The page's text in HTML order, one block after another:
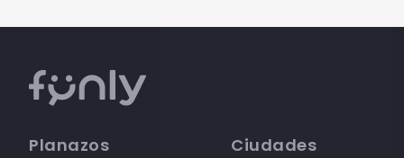
Planazos Ciudades